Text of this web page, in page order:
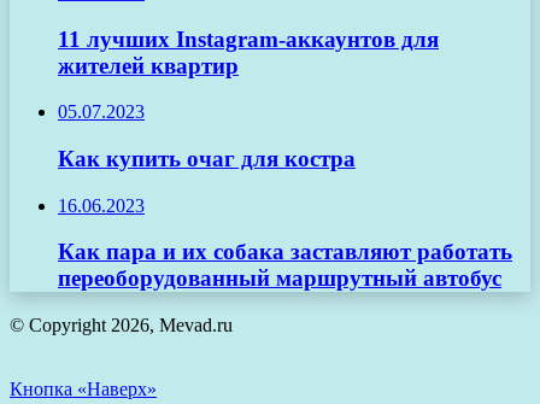
11 лучших Instagram-аккаунтов для
жителей квартир
05.07.2023
Как купить очаг для костра
16.06.2023
Как пара и их собака заставляют работать
переоборудованный маршрутный автобус
© Copyright 2026, Mevad.ru
Кнопка «Наверх»